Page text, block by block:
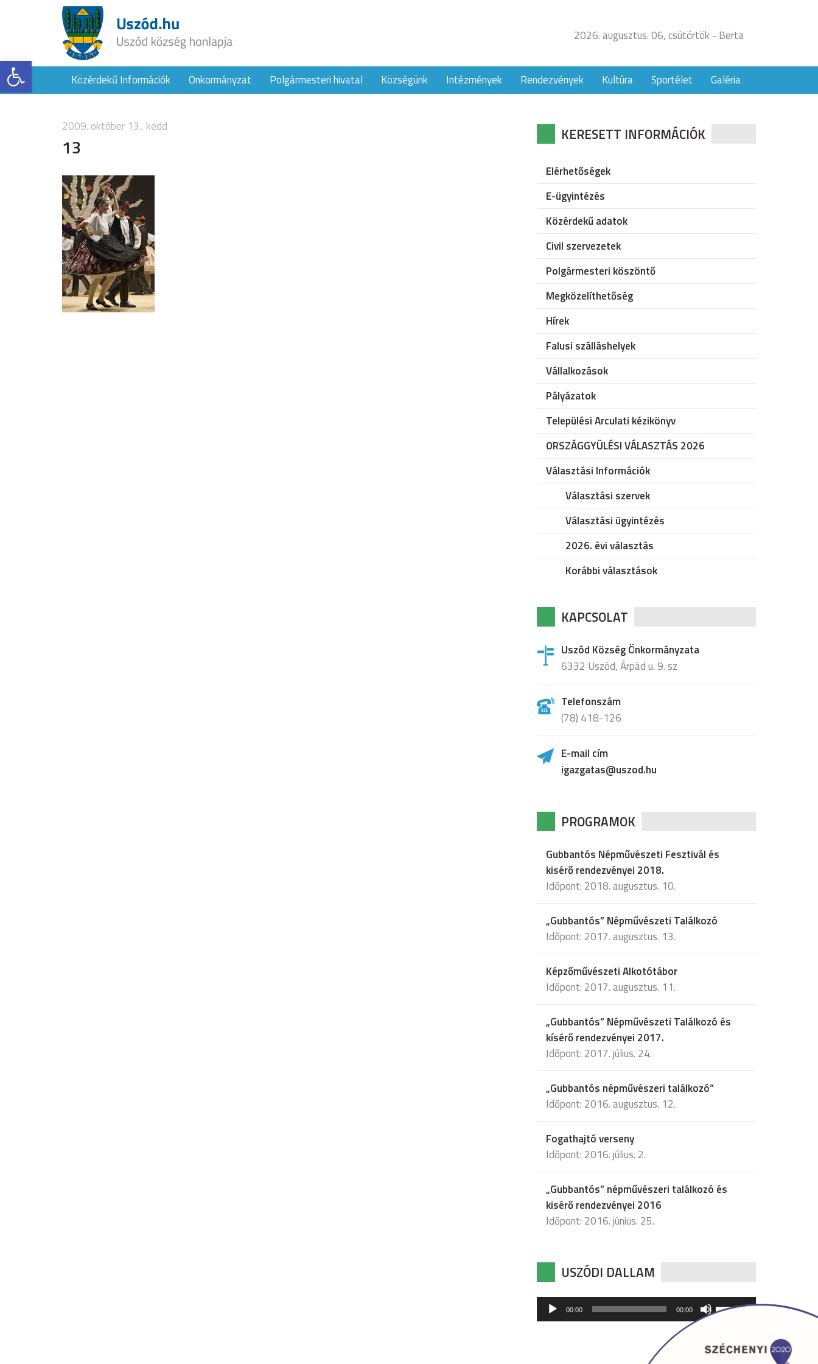
Eszköztár megnyitása
2026. augusztus. 06, csütörtök - Berta
Közérdekű Információk Önkormányzat Polgármesteri hivatal Községünk Intézmények Rendezvények Kultúra Sportélet Galéria
2009. október 13., kedd
13 KERESETT INFORMÁCIÓK
Elérhetőségek
E-ügyintézés
Közérdekű adatok
Civil szervezetek
Polgármesteri köszöntő
Megközelíthetőség
Hírek
Falusi szálláshelyek
Vállalkozások
Pályázatok
Települési Arculati kézikönyv
ORSZÁGGYÜLÉSI VÁLASZTÁS 2026
Választási Információk
Választási szervek
Választási ügyintézés
2026. évi választás
Korábbi választások
KAPCSOLAT
Uszód Község Önkormányzata
6332 Uszód, Árpád u. 9. sz
Telefonszám
(78) 418-126
E-mail cím
igazgatas@uszod.hu
PROGRAMOK
Gubbantós Népművészeti Fesztivál és
kisérő rendezvényei 2018.
Időpont: 2018. augusztus. 10.
„Gubbantós” Népművészeti Találkozó
Időpont: 2017. augusztus. 13.
Képzőművészeti Alkotótábor
Időpont: 2017. augusztus. 11.
„Gubbantós” Népművészeti Találkozó és
kísérő rendezvényei 2017.
Időpont: 2017. július. 24.
„Gubbantós népművészeri találkozó”
Időpont: 2016. augusztus. 12.
Fogathajtó verseny
Időpont: 2016. július. 2.
„Gubbantós” népművészeri találkozó és
kisérő rendezvényei 2016
Időpont: 2016. június. 25.
USZÓDI DALLAM
Audió
lejátszó
00:00 00:00
hangerő
csökkentéséhez